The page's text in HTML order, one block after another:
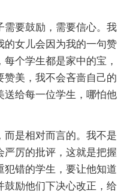
需要鼓励，需要信心。我
的女儿会因为我的一句赞
个学生都是家中的宝，
赞美，我不会吝啬自己的
送给每一位学生，哪怕他
而是相对而言的。我不是
严厉的批评，这就是把握
犯错的学生，要让他知道
鼓励他们下决心改正，给